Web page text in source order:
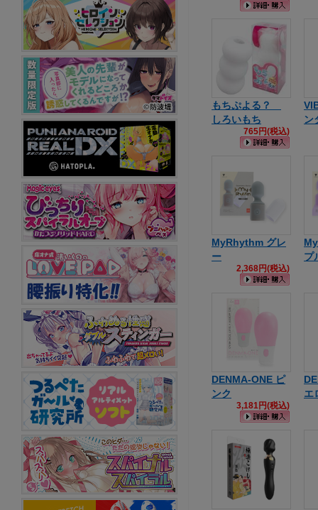
もちぷよる？
しろいもち
765円(税込)
ン
MyRhythm グレ
ー
2,368円(税込)
プ
DENMA-ONE ピ
ンク
3,181円(税込)
エ